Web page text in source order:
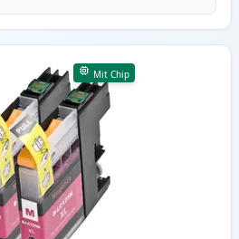
Mit Chip